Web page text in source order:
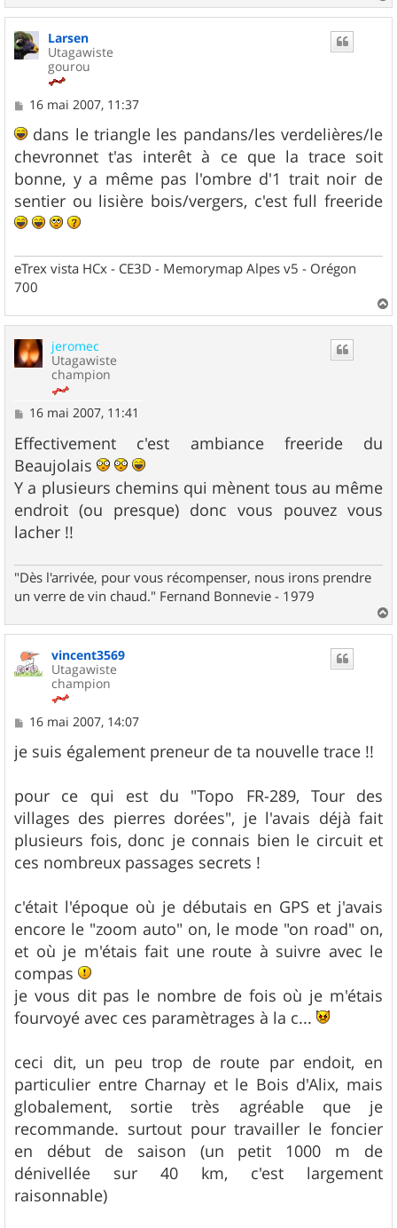
a
u
Larsen
Utagawiste
gourou
M
s
a
g
e
16 mai 2007, 11:37
dans le triangle les pandans/les verdelières/le
chevronnet t'as interêt à ce que la trace soit
bonne, y a même pas l'ombre d'1 trait noir de
sentier ou lisière bois/vergers, c'est full freeride
eTrex vista HCx - CE3D - Memorymap Alpes v5 - Orégon
700
a
jeromec
Utagawiste
champion
M
s
s
a
g
e
16 mai 2007, 11:41
Effectivement c'est ambiance freeride du
Beaujolais
Y a plusieurs chemins qui mènent tous au même
endroit (ou presque) donc vous pouvez vous
lacher !!
"Dès l'arrivée, pour vous récompenser, nous irons prendre
un verre de vin chaud." Fernand Bonnevie - 1979
a
vincent3569
Utagawiste
champion
M
s
s
g
e
16 mai 2007, 14:07
je suis également preneur de ta nouvelle trace !!
pour ce qui est du "Topo FR-289, Tour des
villages des pierres dorées", je l'avais déjà fait
plusieurs fois, donc je connais bien le circuit et
ces nombreux passages secrets !
c'était l'époque où je débutais en GPS et j'avais
encore le "zoom auto" on, le mode "on road" on,
et où je m'étais fait une route à suivre avec le
compas
je vous dit pas le nombre de fois où je m'étais
fourvoyé avec ces paramètrages à la c...
ceci dit, un peu trop de route par endoit, en
particulier entre Charnay et le Bois d'Alix, mais
globalement, sortie très agréable que je
recommande. surtout pour travailler le foncier
en début de saison (un petit 1000 m de
dénivellée sur 40 km, c'est largement
raisonnable)